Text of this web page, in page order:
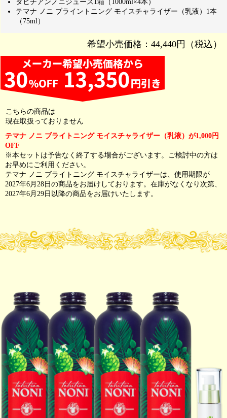
タヒチアンノニジュース1箱（1000ml×4本）
テマナ ノニ ブライントニング モイスチャライザー（乳液）1本
（75ml）
希望小売価格：44,440円（税込）
こちらの商品は
現在取扱っておりません
テマナ ノニ ブライトニング モイスチャライザー（乳液）が1,000円
OFF
※本セットは予告なく終了する場合がございます。ご検討中の方は
お早めにご利用ください。
テマナ ノニ ブライトニング モイスチャライザーは、使用期限が
2027年6月28日の商品をお届けしております。在庫がなくなり次第、
2027年6月29日以降の商品をお届けいたします。